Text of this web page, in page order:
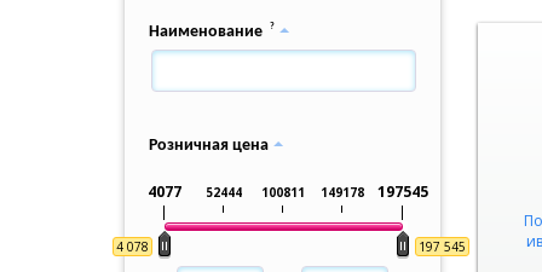
Наименование ?
Розничная цена
4 078 197 545
4077 52444 100811 149178 197545